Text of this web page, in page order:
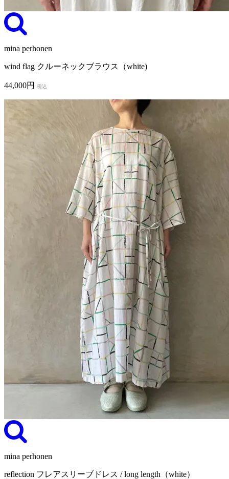
mina perhonen
wind flag クルーネックブラウス（white)
44,000円 税込
mina perhonen
reflection フレアスリーブドレス / long length（white）